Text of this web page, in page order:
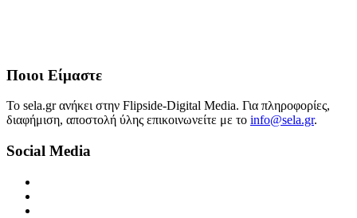
Ποιοι Είμαστε
Το sela.gr ανήκει στην Flipside-Digital Media. Για πληροφορίες,
διαφήμιση, αποστολή ύλης επικοινωνείτε με το info@sela.gr.
Social Media